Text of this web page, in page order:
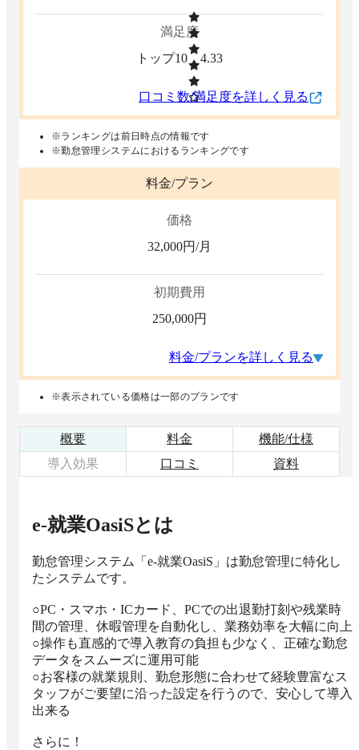
満足度
トップ10
4.33
口コミ数/満足度を詳しく見る
※ランキングは前日時点の情報です
※勤怠管理システムにおけるランキングです
料金/プラン
価格
32,000円/月
初期費用
250,000円
料金/プランを詳しく見る
※表示されている価格は一部のプランです
概要 料金
機能/仕様
導入効果
口コミ 資料
e-就業OasiSとは
勤怠管理システム「e-就業OasiS」は勤怠管理に特化し
たシステムです。
○PC・スマホ・ICカード、PCでの出退勤打刻や残業時
間の管理、休暇管理を自動化し、業務効率を大幅に向上
○操作も直感的で導入教育の負担も少なく、正確な勤怠
データをスムーズに運用可能
○お客様の就業規則、勤怠形態に合わせて経験豊富なス
タッフがご要望に沿った設定を行うので、安心して導入
出来る
さらに！